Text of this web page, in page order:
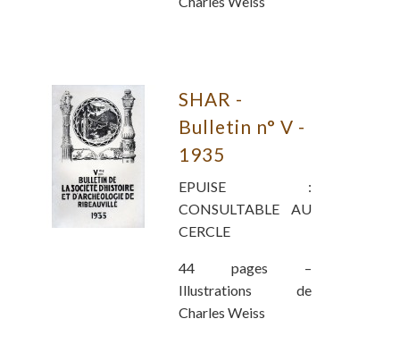
SHAR -
Bulletin n° V -
1935
EPUISE :
CONSULTABLE AU
CERCLE
44 pages –
Illustrations de
Charles Weiss